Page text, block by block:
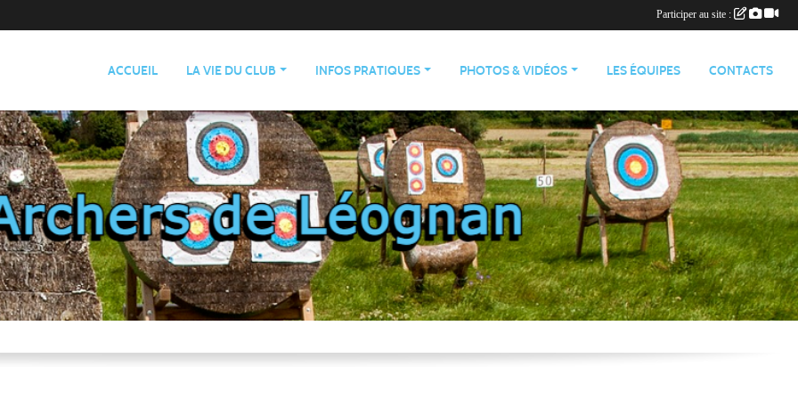
ACCUEIL LA VIE DU CLUB INFOS PRATIQUES PHOTOS & VIDÉOS LES ÉQUIPES CONTACTS
Participer au site :